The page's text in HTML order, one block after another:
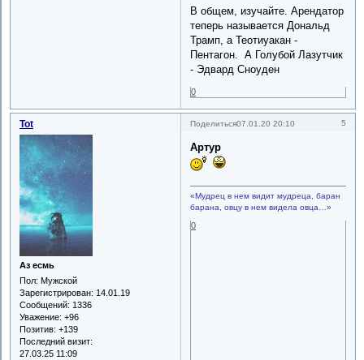
В общем, изучайте. Арендатор
теперь называется Дональд
Трамп, а Теотиуакан -
Пентагон. А Голубой Лазутчик
- Эдвард Сноуден
0
Поделиться 5
07.01.20 20:10
Tot
Аз есмь
Пол: Мужской
Зарегистрирован: 14.01.19
Сообщений: 1336
Уважение: +96
Позитив: +139
Последний визит:
27.03.25 11:09
Артур
«Мудрец в нем видит мудреца, баран
барана, овцу в нем видела овца…»
0